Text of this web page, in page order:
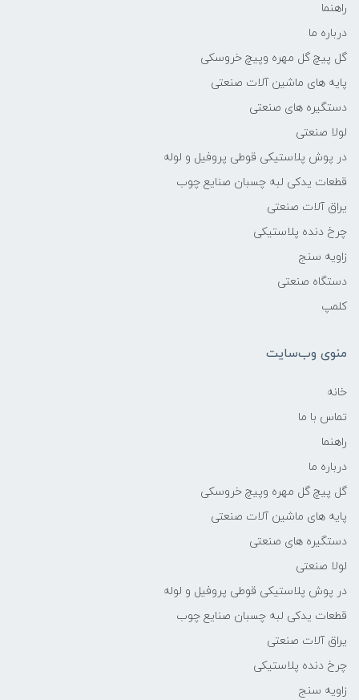
راهنما
درباره ما
گل پیچ گل مهره وپیچ خروسکی
پایه های ماشین آلات صنعتی
دستگیره های صنعتی
لولا صنعتی
در پوش پلاستیکی قوطی پروفیل و لوله
قطعات یدکی لبه چسبان صنایع چوب
یراق آلات صنعتی
چرخ دنده پلاستیکی
زاویه سنج
دستگاه صنعتی
کلمپ
منوی وب‌سایت
خانه
تماس با ما
راهنما
درباره ما
گل پیچ گل مهره وپیچ خروسکی
پایه های ماشین آلات صنعتی
دستگیره های صنعتی
لولا صنعتی
در پوش پلاستیکی قوطی پروفیل و لوله
قطعات یدکی لبه چسبان صنایع چوب
یراق آلات صنعتی
چرخ دنده پلاستیکی
زاویه سنج